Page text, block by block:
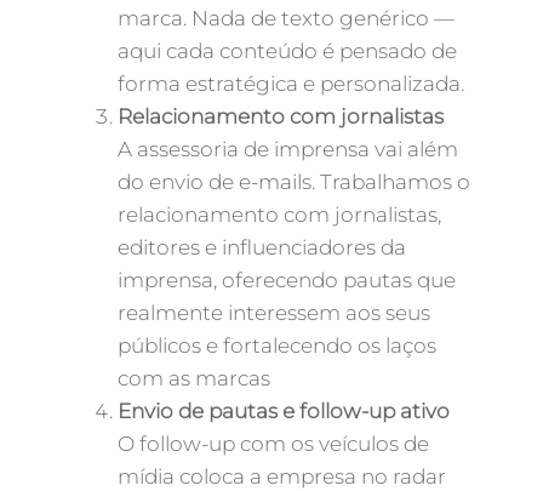
marca. Nada de texto genérico —
aqui cada conteúdo é pensado de
forma estratégica e personalizada.
Relacionamento com jornalistas
A assessoria de imprensa vai além
do envio de e-mails. Trabalhamos o
relacionamento com jornalistas,
editores e influenciadores da
imprensa, oferecendo pautas que
realmente interessem aos seus
públicos e fortalecendo os laços
com as marcas
Envio de pautas e follow-up ativo
O follow-up com os veículos de
mídia coloca a empresa no radar